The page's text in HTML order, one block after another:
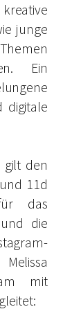
junge
Ein
digitale
gilt den
11d
das
die
mit